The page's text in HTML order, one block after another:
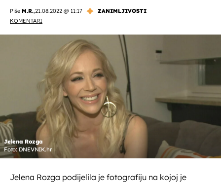
Piše M.R.,21.08.2022 @ 11:17
ZANIMLJIVOSTI
KOMENTARI
Jelena Rozga
Foto: DNEVNIK.hr
Jelena Rozga podijelila je fotografiju na kojoj je
OMOGUĆI OBAVIJESTI